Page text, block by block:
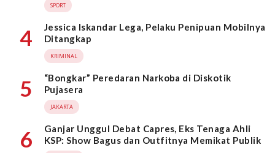
SPORT
4
Jessica Iskandar Lega, Pelaku Penipuan Mobilnya
Ditangkap
KRIMINAL
5
“Bongkar” Peredaran Narkoba di Diskotik
Pujasera
JAKARTA
6
Ganjar Unggul Debat Capres, Eks Tenaga Ahli
KSP: Show Bagus dan Outfitnya Memikat Publik